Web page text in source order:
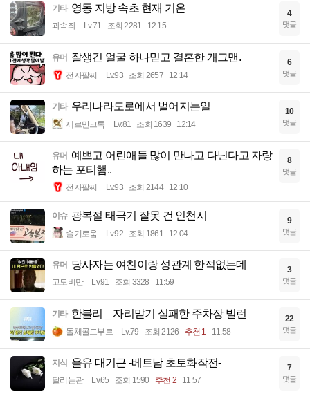
기타 영동 지방 속초 현재 기온
과속좌 Lv.71 조회 2281 12:15
4
댓글
유머 잘생긴 얼굴 하나믿고 결혼한 개그맨.
전자팔찌 Lv.93 조회 2657 12:14
6
댓글
기타 우리나라도로에서 벌어지는일
제르만크록 Lv.81 조회 1639 12:14
10
댓글
유머 예쁘고 어린애들 많이 만나고 다닌다고 자랑
하는 포티햄..
전자팔찌 Lv.93 조회 2144 12:10
8
댓글
이슈 광복절 태극기 잘못 건 인천시
슬기로움 Lv.92 조회 1861 12:04
9
댓글
유머 당사자는 여친이랑 성관계 한적없는데
고도비만 Lv.91 조회 3328 11:59
3
댓글
기타 한블리 _ 자리맡기 실패한 주차장 빌런
돌체콜드부르 Lv.79 조회 2126 추천 1 11:58
22
댓글
지식 을유 대기근 -베트남 초토화작전-
달리는관 Lv.65 조회 1590 추천 2 11:57
7
댓글